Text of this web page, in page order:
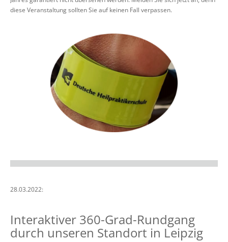
diese Veranstaltung sollten Sie auf keinen Fall verpassen.
28.03.2022:
Interaktiver 360-Grad-Rundgang
durch unseren Standort in Leipzig